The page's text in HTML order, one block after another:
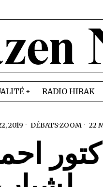
RADIO HIRAK
2019 DÉBATS·ZOOM 22